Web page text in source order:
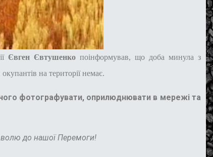
Євген Євтушенко поінформував, що доба минула з
на території немає.
фотографувати, оприлюднювати в мережі та
волю до нашої Перемоги!